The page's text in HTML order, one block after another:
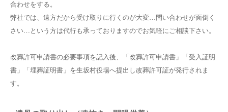
合わせをする。
弊社では、遠方だから受け取りに行くのが大変…問い合わせが面倒く
さい…という方は代行も承っておりますのでお気軽にご相談下さい。
改葬許可申請書の必要事項を記入後、「改葬許可申請書」「受入証明
書」「埋葬証明書」を生坂村役場へ提出し改葬許可証が発行されま
す。